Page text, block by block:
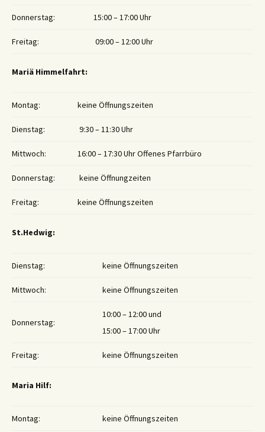
Donnerstag: 15:00 – 17:00 Uhr
Freitag: 09:00 – 12:00 Uhr
Mariä Himmelfahrt:
Montag: keine Öffnungszeiten
Dienstag: 9:30 – 11:30 Uhr
Mittwoch: 16:00 – 17:30 Uhr Offenes Pfarrbüro
Donnerstag: keine Öffnungzeiten
Freitag: keine Öffnungszeiten
St.Hedwig:
Dienstag: keine Öffnungszeiten
Mittwoch: keine Öffnungszeiten
Donnerstag:
10:00 – 12:00 und
15:00 – 17:00 Uhr
Freitag: keine Öffnungszeiten
Maria Hilf:
Montag: keine Öffnungszeiten